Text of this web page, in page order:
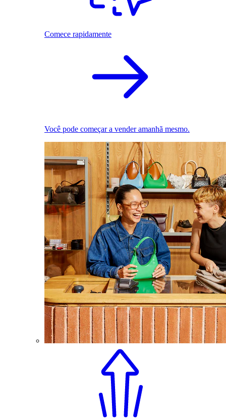
Comece rapidamente
Você pode começar a vender amanhã mesmo.